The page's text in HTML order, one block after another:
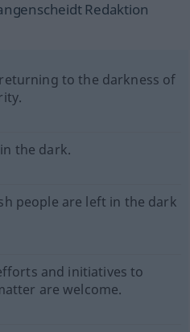
Redaktion
to the darkness of
the dark.
people are left in the dark
and initiatives to
are welcome.